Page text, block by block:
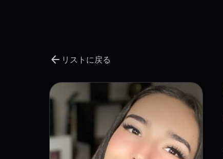
arrow_back リストに戻る